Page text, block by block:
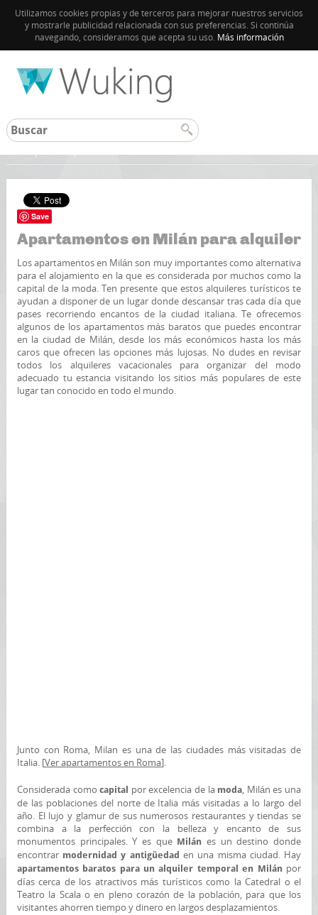
Utilizamos cookies propias y de terceros para mejorar nuestros servicios
y mostrarle publicidad relacionada con sus preferencias. Si continúa
navegando, consideramos que acepta su uso. Más información
Save
Apartamentos en Milán para alquiler
Los apartamentos en Milán son muy importantes como alternativa
para el alojamiento en la que es considerada por muchos como la
capital de la moda. Ten presente que estos alquileres turísticos te
ayudan a disponer de un lugar donde descansar tras cada día que
pases recorriendo encantos de la ciudad italiana. Te ofrecemos
algunos de los apartamentos más baratos que puedes encontrar
en la ciudad de Milán, desde los más económicos hasta los más
caros que ofrecen las opciones más lujosas. No dudes en revisar
todos los alquileres vacacionales para organizar del modo
adecuado tu estancia visitando los sitios más populares de este
lugar tan conocido en todo el mundo.
Junto con Roma, Milan es una de las ciudades más visitadas de
Italia. [Ver apartamentos en Roma].
Considerada comocapital por excelencia de la moda, Milán es una
de las poblaciones del norte de Italia más visitadas a lo largo del
año. El lujo y glamur de sus numerosos restaurantes y tiendas se
combina a la perfección con la belleza y encanto de sus
monumentos principales. Y es que Milánes un destino donde
encontrar modernidad y antigüedad en una misma ciudad. Hay
apartamentos baratos para un alquiler temporal en Milánpor
días cerca de los atractivos más turísticos como la Catedral o el
Teatro la Scala o en pleno corazón de la población, para que los
visitantes ahorren tiempo y dinero en largos desplazamientos.